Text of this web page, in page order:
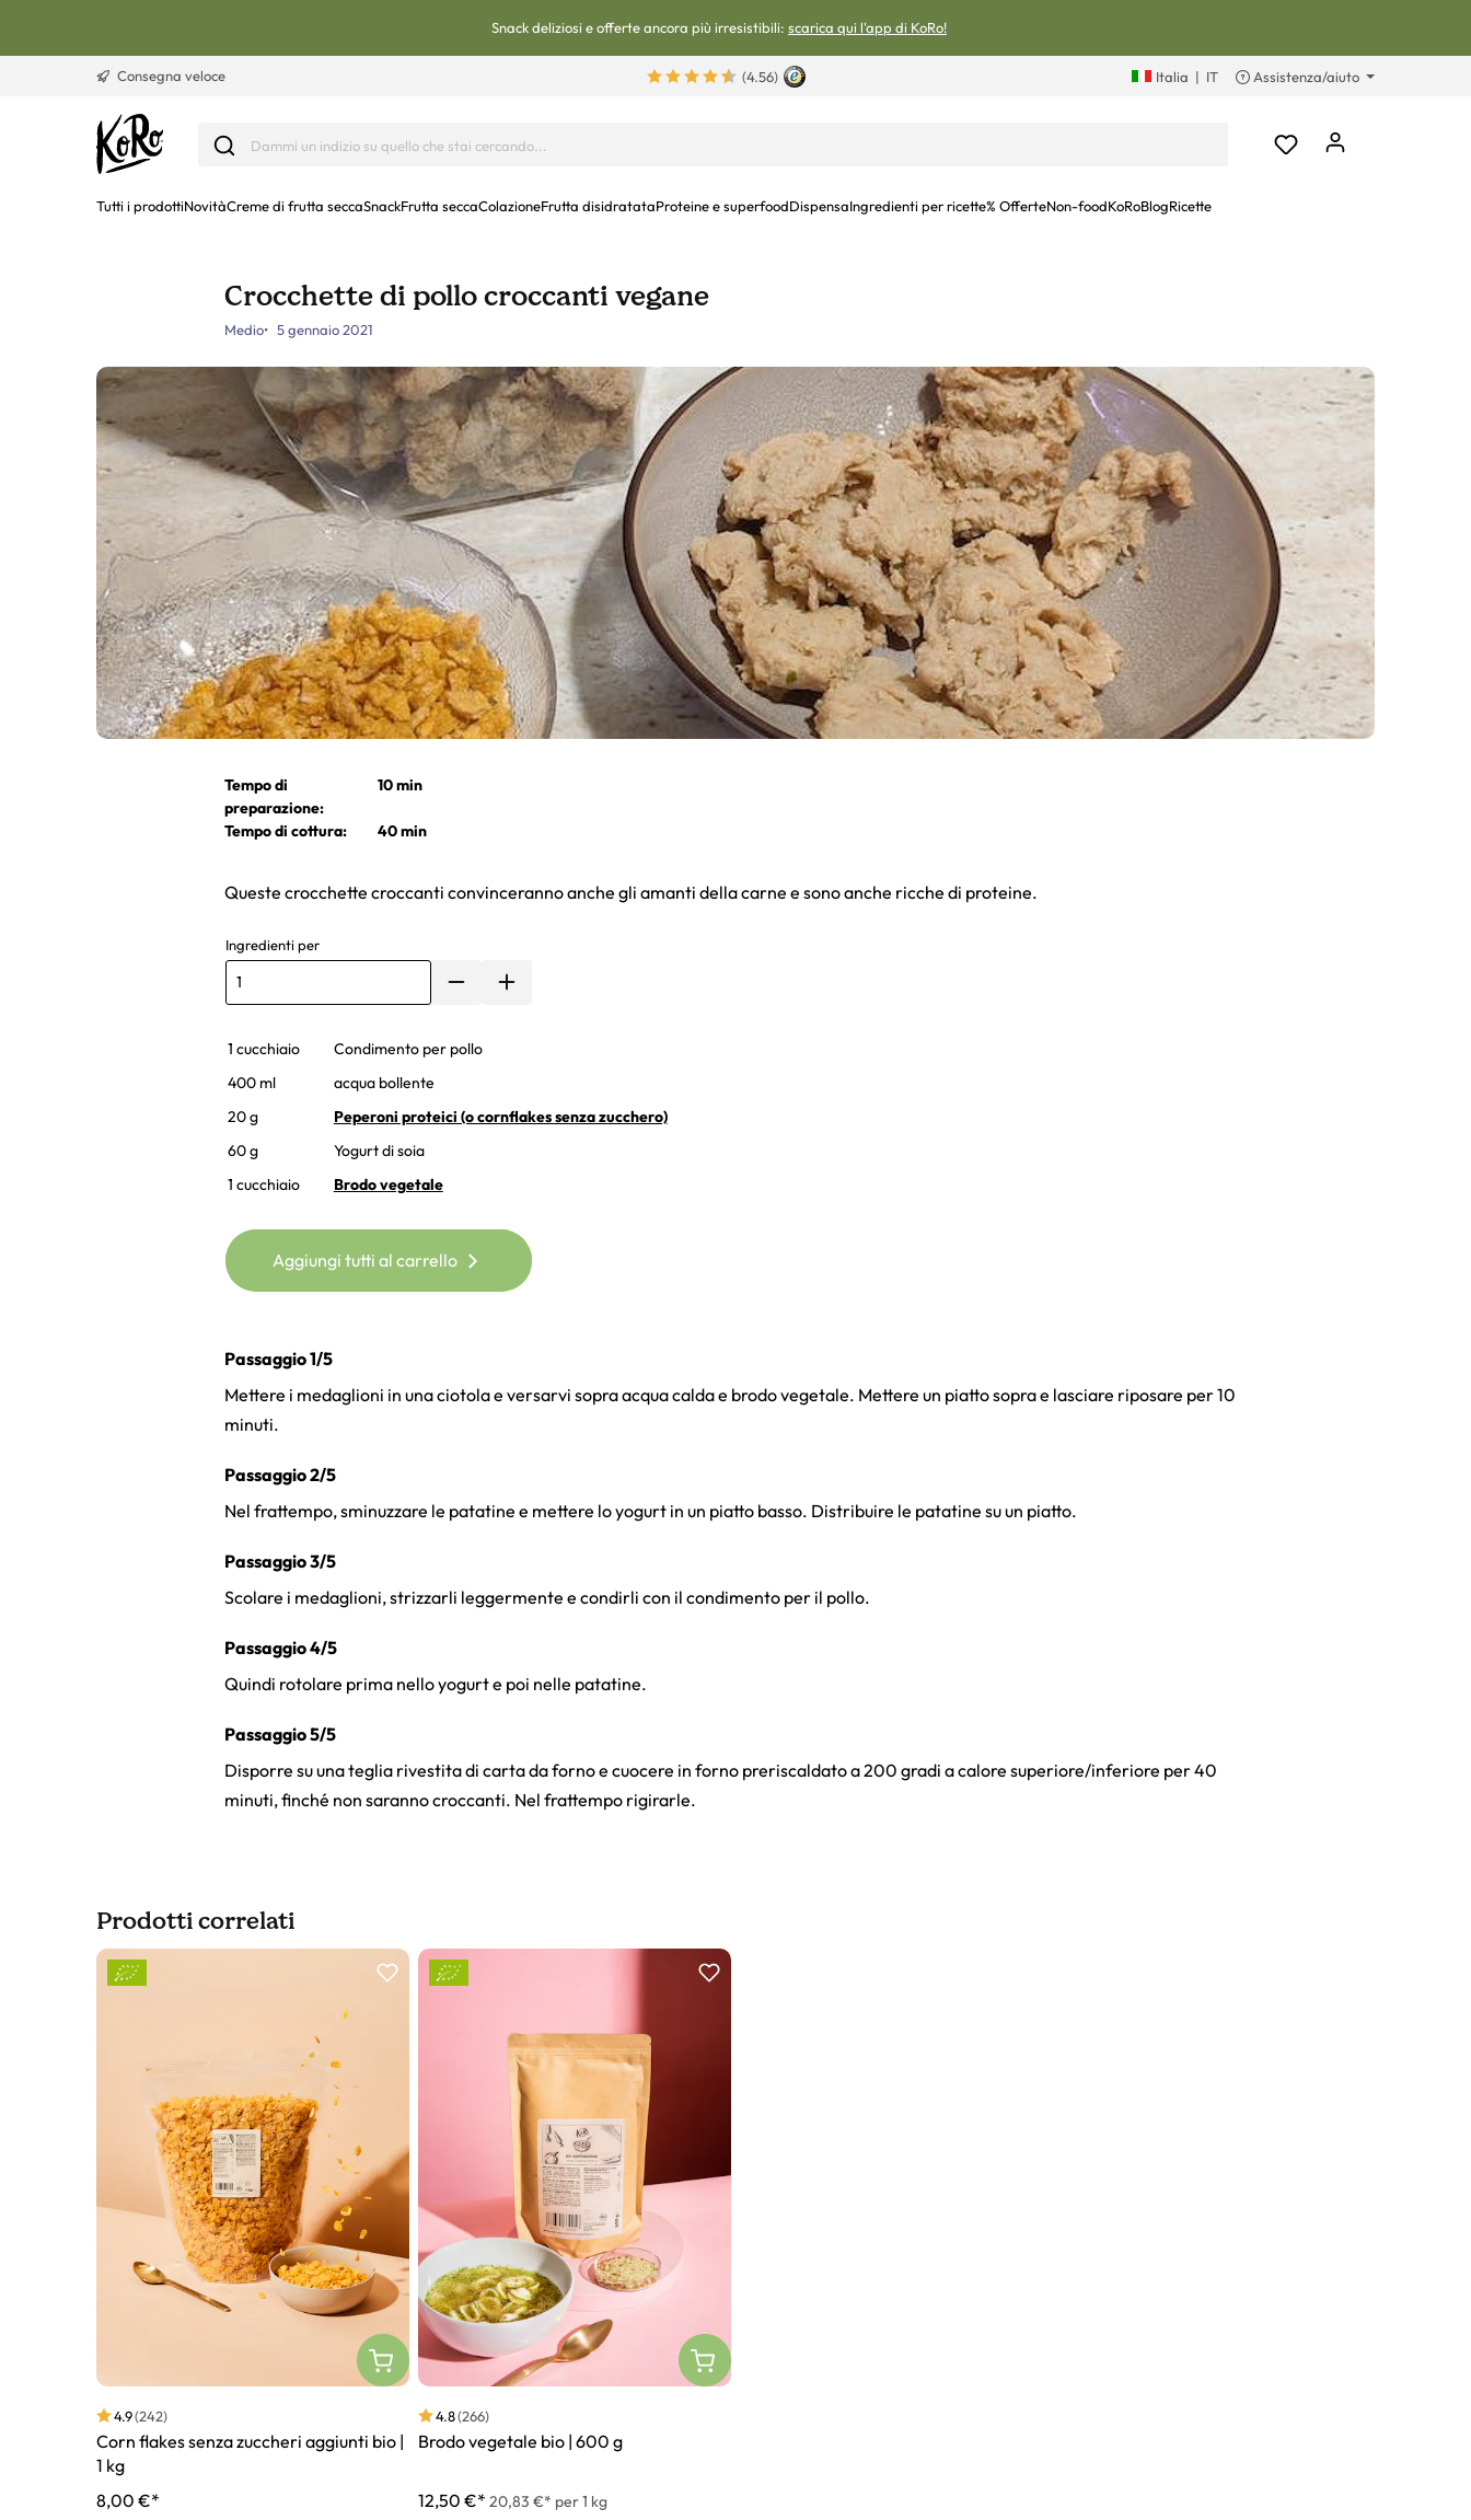
Snack deliziosi e offerte ancora più irresistibili: scarica qui l'app di KoRo!
Consegna veloce (4.56) Italia | IT Assistenza/aiuto
Tutti i prodottiNovitàCreme di frutta seccaSnackFrutta seccaColazioneFrutta disidratataProteine e superfoodDispensaIngredienti per ricette% OfferteNon-foodKoRoBlogRicette
Crocchette di pollo croccanti vegane
Medio 5 gennaio 2021
Tempo di
preparazione:
10 min
Tempo di cottura: 40 min
Queste crocchette croccanti convinceranno anche gli amanti della carne e sono anche ricche di proteine.
Ingredienti per
1 cucchiaio
Condimento per pollo
400 ml
acqua bollente
20 g
Peperoni proteici (o cornflakes senza zucchero)
60 g
Yogurt di soia
1 cucchiaio
Brodo vegetale
Aggiungi tutti al carrello
Passaggio 1/5
Mettere i medaglioni in una ciotola e versarvi sopra acqua calda e brodo vegetale. Mettere un piatto sopra e lasciare riposare per 10
minuti.
Passaggio 2/5
Nel frattempo, sminuzzare le patatine e mettere lo yogurt in un piatto basso. Distribuire le patatine su un piatto.
Passaggio 3/5
Scolare i medaglioni, strizzarli leggermente e condirli con il condimento per il pollo.
Passaggio 4/5
Quindi rotolare prima nello yogurt e poi nelle patatine.
Passaggio 5/5
Disporre su una teglia rivestita di carta da forno e cuocere in forno preriscaldato a 200 gradi a calore superiore/inferiore per 40
minuti, finché non saranno croccanti. Nel frattempo rigirarle.
Prodotti correlati
Slider prodotto
4.9(242)
Corn flakes senza zuccheri aggiunti bio |
1 kg
8,00 €*
4.8(266)
Brodo vegetale bio | 600 g
12,50 €* 20,83 €* per 1 kg